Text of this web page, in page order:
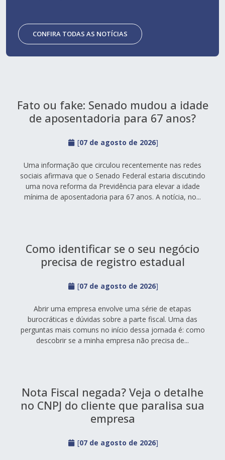
CONFIRA TODAS AS NOTÍCIAS
Fato ou fake: Senado mudou a idade
de aposentadoria para 67 anos?
[07 de agosto de 2026]
Uma informação que circulou recentemente nas redes
sociais afirmava que o Senado Federal estaria discutindo
uma nova reforma da Previdência para elevar a idade
mínima de aposentadoria para 67 anos. A notícia, no...
Como identificar se o seu negócio
precisa de registro estadual
[07 de agosto de 2026]
Abrir uma empresa envolve uma série de etapas
burocráticas e dúvidas sobre a parte fiscal. Uma das
perguntas mais comuns no início dessa jornada é: como
descobrir se a minha empresa não precisa de...
Nota Fiscal negada? Veja o detalhe
no CNPJ do cliente que paralisa sua
empresa
[07 de agosto de 2026]